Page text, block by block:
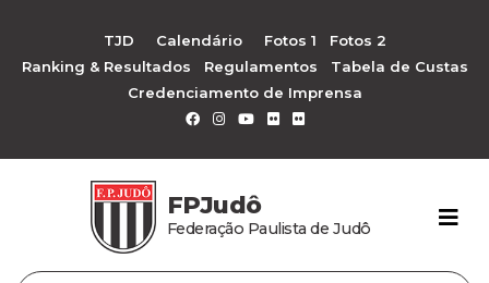
TJD Calendário Fotos 1
Fotos 2
Ranking & Resultados
Regulamentos
Tabela de Custas
Credenciamento de Imprensa
FPJudô
Federação Paulista de Judô